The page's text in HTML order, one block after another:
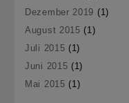
Dezember 2019 (1)
August 2015 (1)
Juli 2015 (1)
Juni 2015 (1)
Mai 2015 (1)